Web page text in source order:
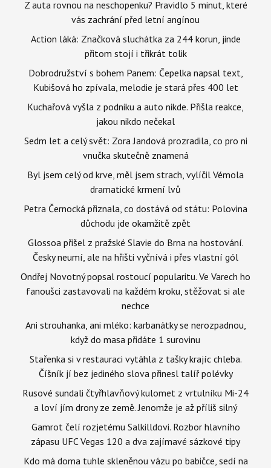
Z auta rovnou na neschopenku? Pravidlo 5 minut, které
vás zachrání před letní angínou
Action láká: Značková sluchátka za 244 korun, jinde
přitom stojí i třikrát tolik
Dobrodružství s bohem Panem: Čepelka napsal text,
Kubišová ho zpívala, melodie je stará přes 400 let
Kuchařová vyšla z podniku a auto nikde. Přišla reakce,
jakou nikdo nečekal
Sedm let a celý svět: Zora Jandová prozradila, co pro ni
vnučka skutečně znamená
Byl jsem celý od krve, měl jsem strach, vylíčil Vémola
dramatické krmení lvů
Petra Černocká přiznala, co dostává od státu: Polovina
důchodu jde okamžitě zpět
Glossoa přišel z pražské Slavie do Brna na hostování.
Česky neumí, ale na hřišti vyčnívá i přes vlastní gól
Ondřej Novotný popsal rostoucí popularitu. Ve Varech ho
fanoušci zastavovali na každém kroku, stěžovat si ale
nechce
Ani strouhanka, ani mléko: karbanátky se nerozpadnou,
když do masa přidáte 1 surovinu
Stařenka si v restauraci vytáhla z tašky krajíc chleba.
Číšník jí bez jediného slova přinesl talíř polévky
Rusové sundali čtyřhlavňový kulomet z vrtulníku Mi-24
a loví jím drony ze země. Jenomže je až příliš silný
Gamrot čelí rozjetému Salkilldovi. Rozbor hlavního
zápasu UFC Vegas 120 a dva zajímavé sázkové tipy
Kdo má doma tuhle skleněnou vázu po babičce, sedí na